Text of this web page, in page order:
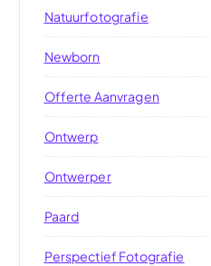
Natuurfotografie
Newborn
Offerte Aanvragen
Ontwerp
Ontwerper
Paard
Perspectief Fotografie